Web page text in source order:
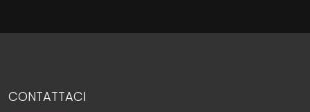
CONTATTACI